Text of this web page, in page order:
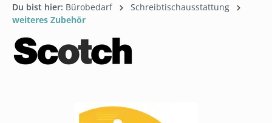
Du bist hier: Bürobedarf
Schreibtischausstattung
weiteres Zubehör